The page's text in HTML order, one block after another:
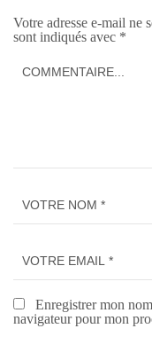
Votre adresse e-mail ne
sont indiqués avec *
Enregistrer mon
navigateur pour mon